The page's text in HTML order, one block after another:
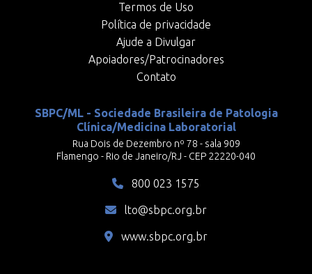
Termos de Uso
Política de privacidade
Ajude a Divulgar
Apoiadores/Patrocinadores
Contato
SBPC/ML - Sociedade Brasileira de Patologia
Clínica/Medicina Laboratorial
Rua Dois de Dezembro nº 78 - sala 909
Flamengo - Rio de Janeiro/RJ - CEP 22220-040
800 023 1575
lto@sbpc.org.br
www.sbpc.org.br